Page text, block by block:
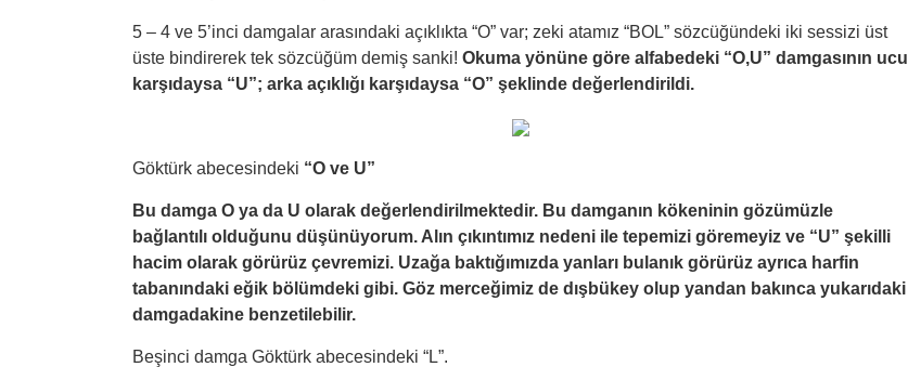
5 – 4 ve 5’inci damgalar arasındaki açıklıkta “O” var; zeki atamız “BOL” sözcüğündeki iki sessizi üst
üste bindirerek tek sözcüğüm demiş sanki! Okuma yönüne göre alfabedeki “O,U” damgasının ucu
karşıdaysa “U”; arka açıklığı karşıdaysa “O” şeklinde değerlendirildi.
Göktürk abecesindeki “O ve U”
Bu damga O ya da U olarak değerlendirilmektedir. Bu damganın kökeninin gözümüzle
bağlantılı olduğunu düşünüyorum. Alın çıkıntımız nedeni ile tepemizi göremeyiz ve “U” şekilli
hacim olarak görürüz çevremizi. Uzağa baktığımızda yanları bulanık görürüz ayrıca harfin
tabanındaki eğik bölümdeki gibi. Göz merceğimiz de dışbükey olup yandan bakınca yukarıdaki
damgadakine benzetilebilir.
Beşinci damga Göktürk abecesindeki “L”.